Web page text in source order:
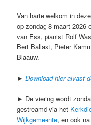
Van harte welkom in
op zondag 8 maart 2026
van Ess, pianist Rolf
Bert Ballast, Pieter
Blaauw.
►Download hier alvast
► De viering wordt
gestreamd via het
Wijkgemeente, en ook